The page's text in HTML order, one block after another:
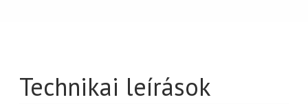
Technikai leírások